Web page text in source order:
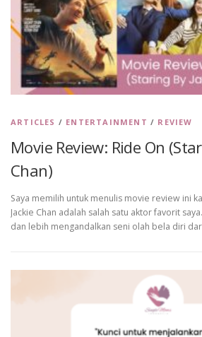
ARTICLES / ENTERTAINMENT / REVIEW
Movie Review: Ride On
Chan)
Saya memilih untuk menulis movie review ini
Jackie Chan adalah salah satu aktor favorit
dan lebih mengandalkan seni olah bela diri